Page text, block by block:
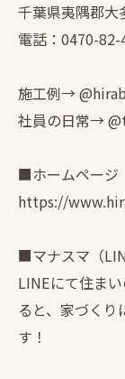
千葉県夷隅郡大
電話：0470-82-
施工例→
社員の日常→
■ホームページ
https://
■マナスマ（
LINEにて住ま
ると、家づく
す！